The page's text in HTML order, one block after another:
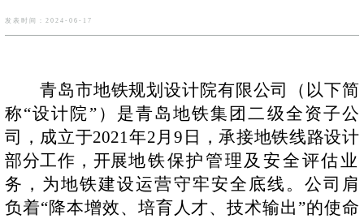
发表时间：2024-06-17
青岛市地铁规划设计院有限公司（以下简
称“设计院”）是青岛地铁集团二级全资子公
司，成立于2021年2月9日，承接地铁线路设计
部分工作，开展地铁保护管理 及安全评估业
务，为地铁建设运营守牢安全底线。公司 肩
负着“降本增效、培育人才、技术输出”的使命